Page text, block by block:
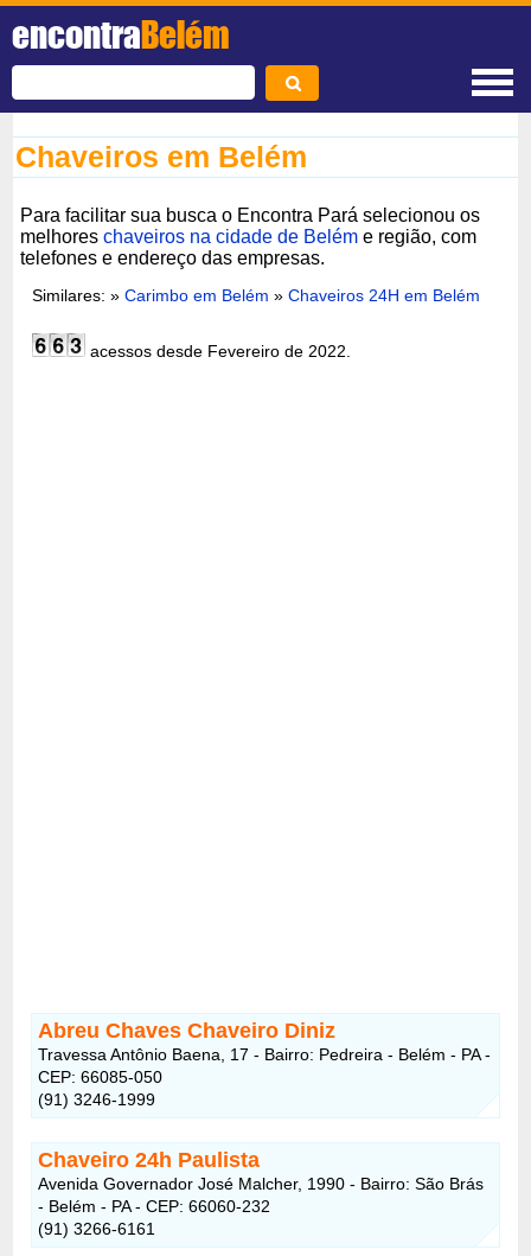
encontraBelém
Chaveiros em Belém
Para facilitar sua busca o Encontra Pará selecionou os
melhoreschaveiros na cidade de Belém e região, com
telefones e endereço das empresas.
Similares: »Carimbo em Belém »Chaveiros 24H em Belém
acessos desde Fevereiro de 2022.
Abreu Chaves Chaveiro Diniz
Travessa Antônio Baena, 17 - Bairro: Pedreira - Belém - PA -
CEP: 66085-050
(91) 3246-1999
Chaveiro 24h Paulista
Avenida Governador José Malcher, 1990 - Bairro: São Brás
- Belém - PA - CEP: 66060-232
(91) 3266-6161